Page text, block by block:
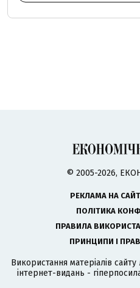
© 2005-2026,
РЕКЛАМА НА
ПОЛІТИКА
ПРАВИЛА
ПРИНЦИПИ І
Використання матеріалів
інтернет-видань -